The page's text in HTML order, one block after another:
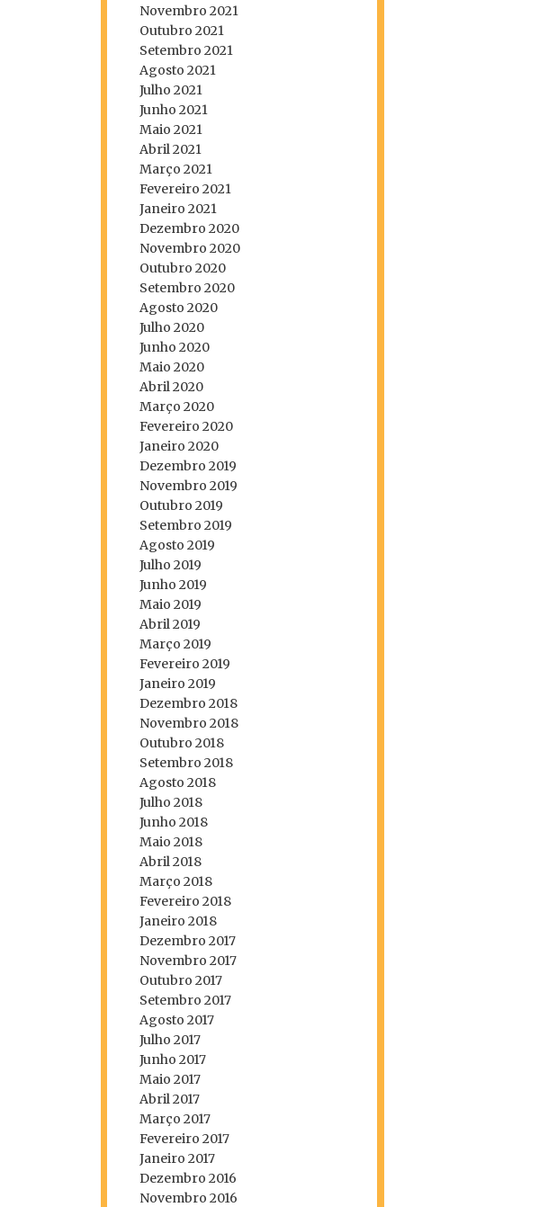
Novembro 2021
Outubro 2021
Setembro 2021
Agosto 2021
Julho 2021
Junho 2021
Maio 2021
Abril 2021
Março 2021
Fevereiro 2021
Janeiro 2021
Dezembro 2020
Novembro 2020
Outubro 2020
Setembro 2020
Agosto 2020
Julho 2020
Junho 2020
Maio 2020
Abril 2020
Março 2020
Fevereiro 2020
Janeiro 2020
Dezembro 2019
Novembro 2019
Outubro 2019
Setembro 2019
Agosto 2019
Julho 2019
Junho 2019
Maio 2019
Abril 2019
Março 2019
Fevereiro 2019
Janeiro 2019
Dezembro 2018
Novembro 2018
Outubro 2018
Setembro 2018
Agosto 2018
Julho 2018
Junho 2018
Maio 2018
Abril 2018
Março 2018
Fevereiro 2018
Janeiro 2018
Dezembro 2017
Novembro 2017
Outubro 2017
Setembro 2017
Agosto 2017
Julho 2017
Junho 2017
Maio 2017
Abril 2017
Março 2017
Fevereiro 2017
Janeiro 2017
Dezembro 2016
Novembro 2016